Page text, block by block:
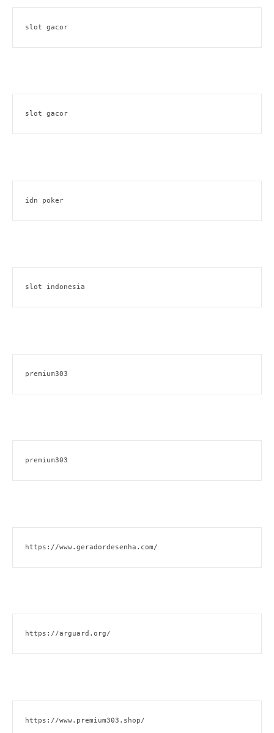
slot gacor
slot gacor
idn poker
slot indonesia
premium303
premium303
https://www.geradordesenha.com/
https://arguard.org/
https://www.premium303.shop/